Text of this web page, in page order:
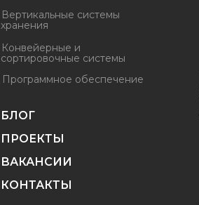
Вертикальные системы
хранения
Конвейерные и
сортировочные системы
Программное обеспечение
БЛОГ
ВАКАНСИИ
ПРОЕКТЫ
КОНТАКТЫ